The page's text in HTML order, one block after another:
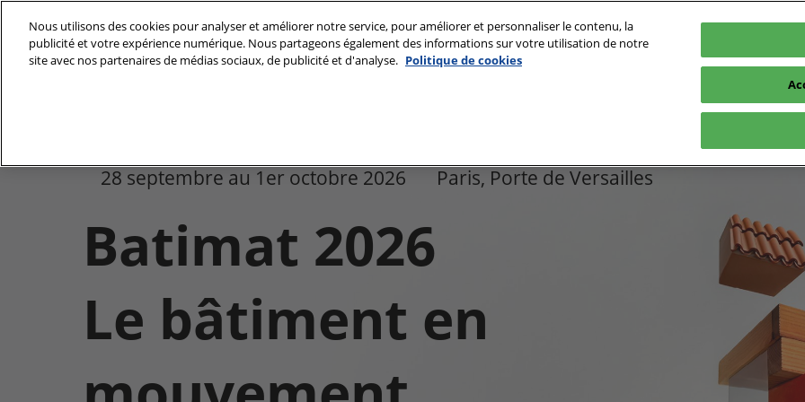
au
contenu
28/09/2026 - 01/10/2026
Fr
Galerie
2026
Innovation Awards
Partenaires
Informations
Espace
28 septembre au 1er octobre 2026 Paris, Porte de Versailles
Batimat 2026
Le bâtiment en
Nous utilisons des cookies pour analyser et améliorer notre service, pour améliorer et personnaliser le contenu, la
publicité et votre expérience numérique. Nous partageons également des informations sur votre utilisation de notre
site avec nos partenaires de médias sociaux, de publicité et d'analyse. Politique de cookies